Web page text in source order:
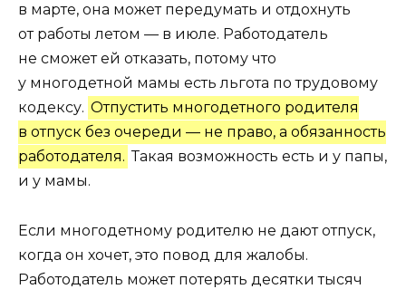
в марте, она может передумать и отдохнуть
от работы летом — в июле. Работодатель
не сможет ей отказать, потому что
у многодетной мамы есть льгота по трудовому
кодексу. Отпустить многодетного родителя
в отпуск без очереди — не право, а обязанность
работодателя. Такая возможность есть и у папы,
и у мамы.
Если многодетному родителю не дают отпуск,
когда он хочет, это повод для жалобы.
Работодатель может потерять десятки тысяч